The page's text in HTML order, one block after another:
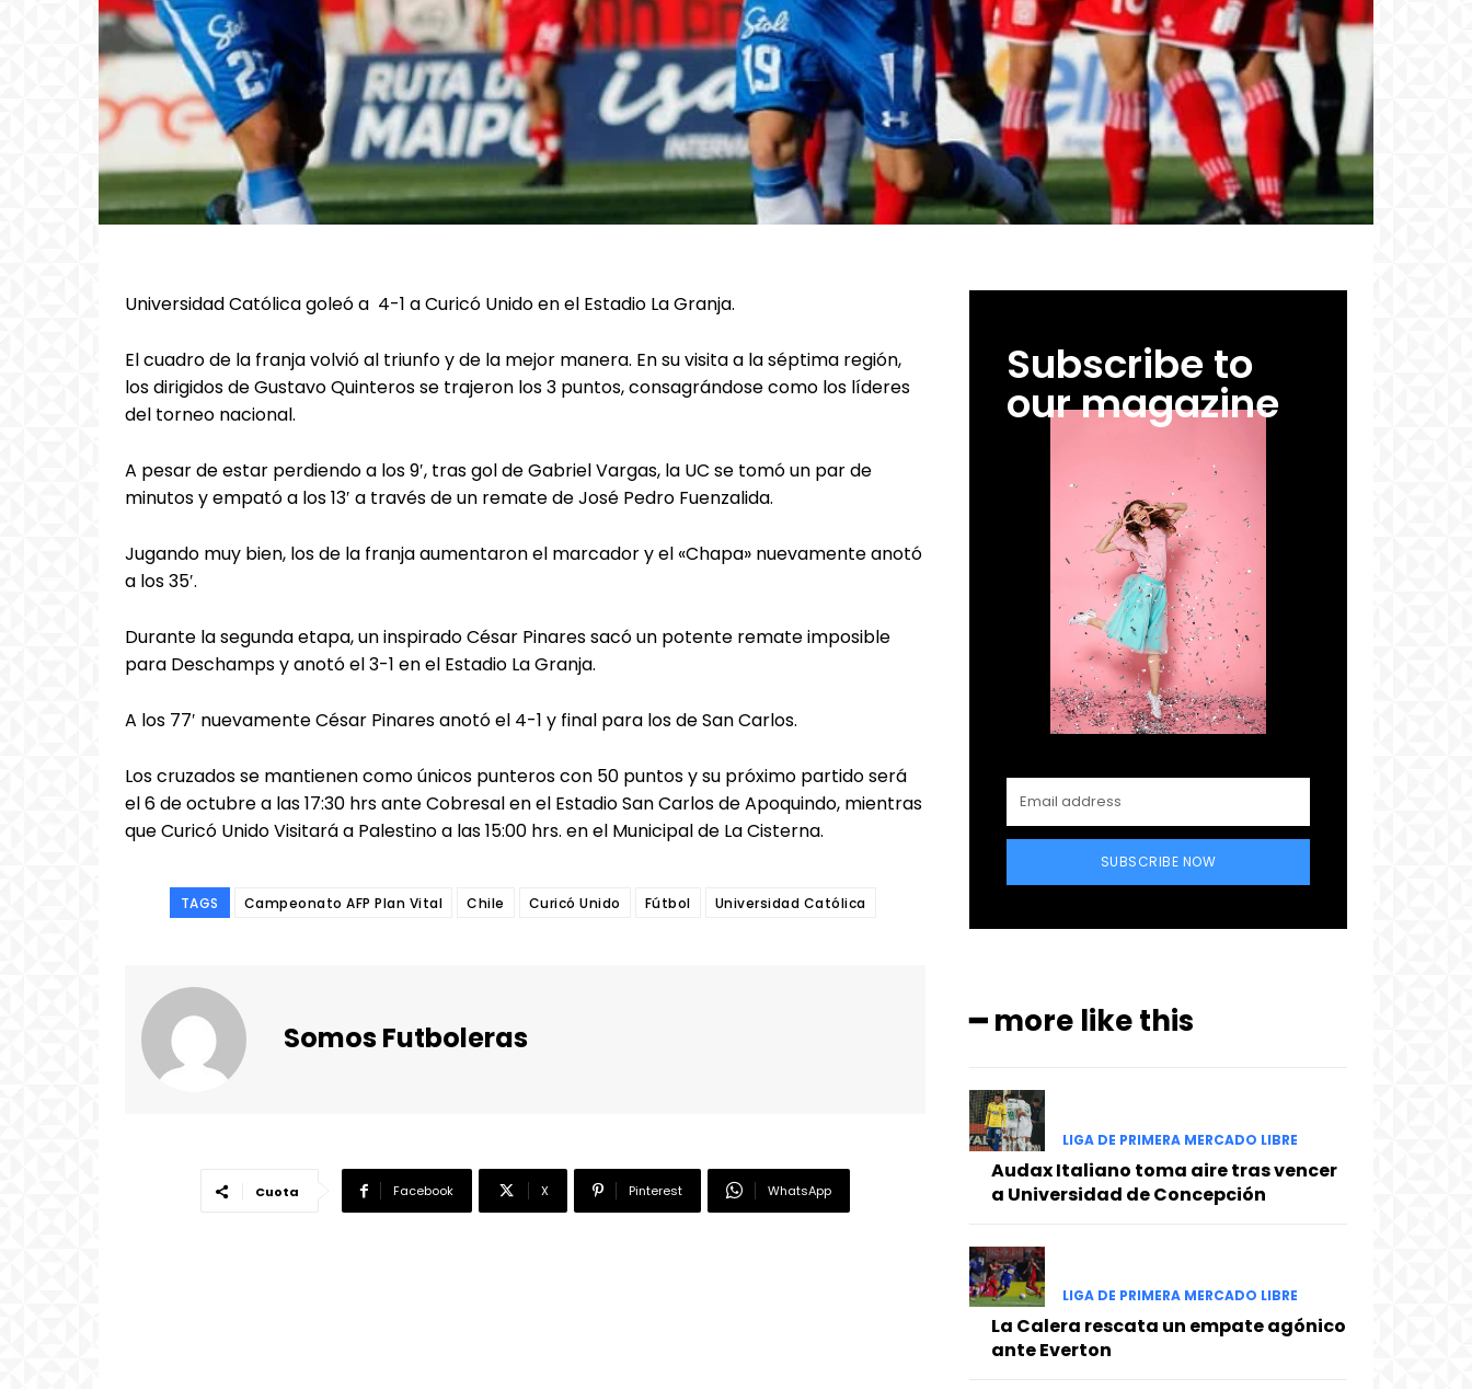
Universidad Católica goleó a 4-1 a Curicó Unido en el Estadio La Granja.
El cuadro de la franja volvió al triunfo y de la mejor manera. En su visita a la séptima región,
los dirigidos de Gustavo Quinteros se trajeron los 3 puntos, consagrándose como los líderes
del torneo nacional.
A pesar de estar perdiendo a los 9′, tras gol de Gabriel Vargas, la UC se tomó un par de
minutos y empató a los 13′ a través de un remate de José Pedro Fuenzalida.
Jugando muy bien, los de la franja aumentaron el marcador y el «Chapa» nuevamente anotó
a los 35′.
Durante la segunda etapa, un inspirado César Pinares sacó un potente remate imposible
para Deschamps y anotó el 3-1 en el Estadio La Granja.
A los 77′ nuevamente César Pinares anotó el 4-1 y final para los de San Carlos.
Los cruzados se mantienen como únicos punteros con 50 puntos y su próximo partido será
el 6 de octubre a las 17:30 hrs ante Cobresal en el Estadio San Carlos de Apoquindo, mientras
que Curicó Unido Visitará a Palestino a las 15:00 hrs. en el Municipal de La Cisterna.
TAGS Campeonato AFP Plan Vital Chile Curicó Unido Fútbol Universidad Católica
Somos Futboleras
Cuota Facebook X Pinterest WhatsApp
Subscribe to
our magazine
SUBSCRIBE NOW
━ more like this
LIGA DE PRIMERA MERCADO LIBRE
Audax Italiano toma aire tras vencer
a Universidad de Concepción
LIGA DE PRIMERA MERCADO LIBRE
La Calera rescata un empate agónico
ante Everton